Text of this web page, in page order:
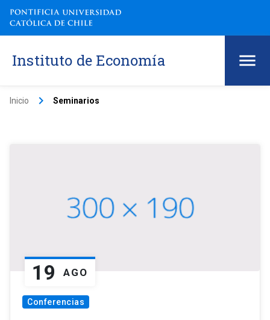
Instituto de Economía
Inicio keyboard_arrow_right Seminarios
19 AGO
Conferencias